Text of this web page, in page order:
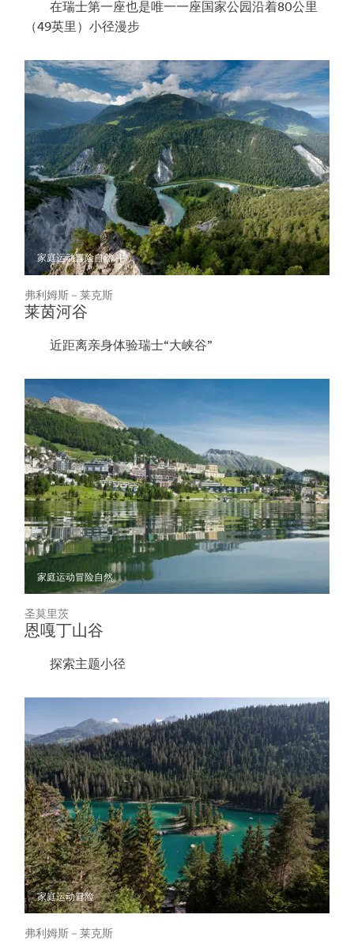
在瑞士第一座也是唯一一座国家公园沿着80公里
（49英里）小径漫步
家庭运动冒险自然
弗利姆斯－莱克斯
莱茵河谷
近距离亲身体验瑞士“大峡谷”
家庭运动冒险自然
圣莫里茨
恩嘎丁山谷
探索主题小径
家庭运动冒险
弗利姆斯－莱克斯